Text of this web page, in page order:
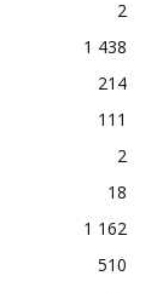
2
1 438
214
111
2
18
1 162
510